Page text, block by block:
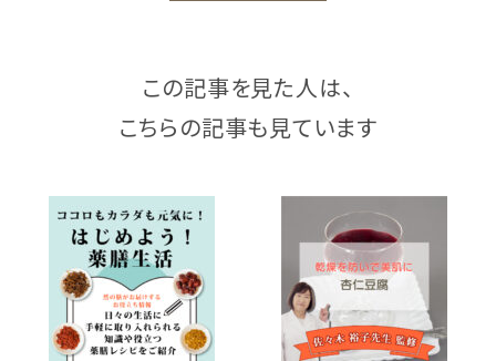
この記事を見た人は、
こちらの記事も見ています